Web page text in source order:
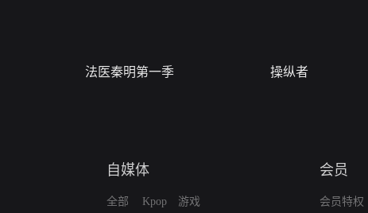
法医秦明第一季 操纵者
自媒体
全部
Kpop
游戏
会员
会员特权